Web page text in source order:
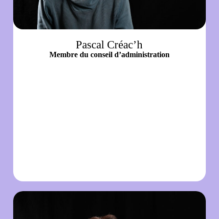
Pascal Créac’h
Membre du conseil d’administration